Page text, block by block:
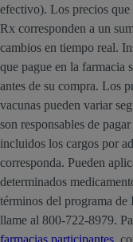
efectivo). Los precios
Rx corresponden a un
cambios en tiempo real.
que pague en la farmacia
antes de su compra. Los
vacunas pueden variar
son responsables de
incluidos los cargos por
corresponda. Pueden
determinados
términos del programa de
llame al 800-722-8979.